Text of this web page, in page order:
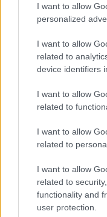
I want to allow
personalized
I want to allow
related to
device identifiers
I want to allow
related to
I want to allow
related to
I want to allow
related to
functionality and
user protection.
02.06.16. 18:22
Razotkrivena